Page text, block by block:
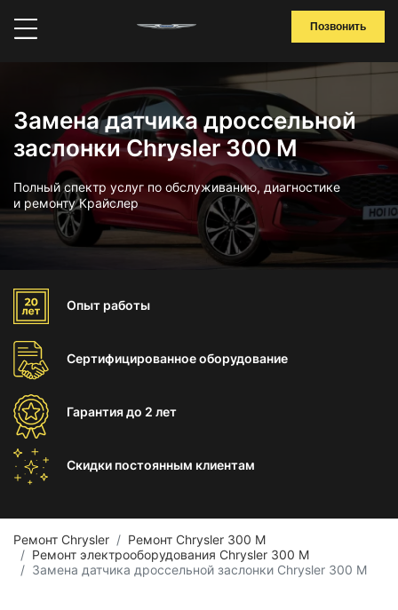
Позвонить
Замена датчика дроссельной
заслонки Chrysler 300 M
Полный спектр услуг по обслуживанию, диагностике
и ремонту Крайслер
Опыт работы
Сертифицированноеоборудование
Гарантиядо 2 лет
Скидки постоянным клиентам
Ремонт Chrysler
Ремонт Chrysler 300 M
Ремонт электрооборудования Chrysler 300 M
Замена датчика дроссельной заслонки Chrysler 300 M